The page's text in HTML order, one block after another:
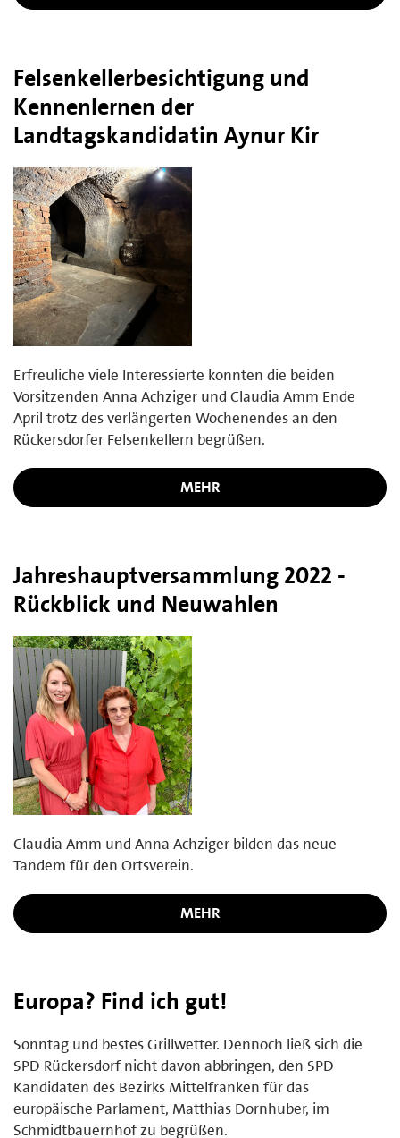
Felsenkellerbesichtigung und
Kennenlernen der
Landtagskandidatin Aynur Kir
Erfreuliche viele Interessierte konnten die beiden
Vorsitzenden Anna Achziger und Claudia Amm Ende
April trotz des verlängerten Wochenendes an den
Rückersdorfer Felsenkellern begrüßen.
MEHR
Jahreshauptversammlung 2022 -
Rückblick und Neuwahlen
Claudia Amm und Anna Achziger bilden das neue
Tandem für den Ortsverein.
MEHR
Europa? Find ich gut!
Sonntag und bestes Grillwetter. Dennoch ließ sich die
SPD Rückersdorf nicht davon abbringen, den SPD
Kandidaten des Bezirks Mittelfranken für das
europäische Parlament, Matthias Dornhuber, im
Schmidtbauernhof zu begrüßen.